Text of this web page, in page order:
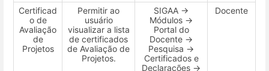
Certificad
o de
Avaliação
de
Projetos
Permitir ao
usuário
visualizar a lista
de certificados
de Avaliação de
Projetos.
SIGAA →
Módulos →
Portal do
Docente →
Pesquisa →
Certificados e
Declarações →
Docente